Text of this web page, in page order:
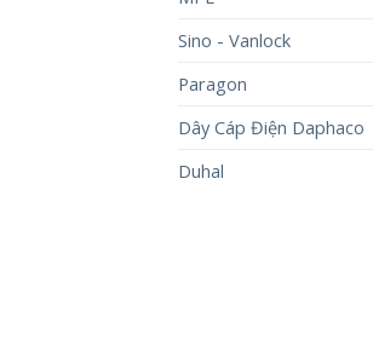
Sino - Vanlock
Paragon
Dây Cáp Điện Daphaco
Duhal